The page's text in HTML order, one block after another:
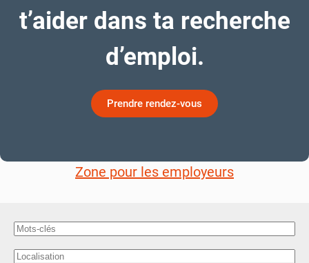
t’aider dans ta recherche
d’emploi.
Prendre rendez-vous
Zone pour les employeurs